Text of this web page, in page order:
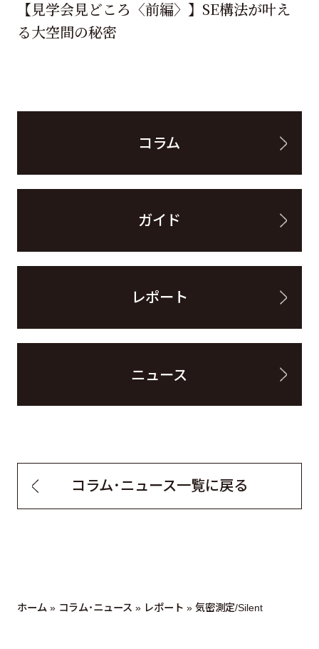
【見学会見どころ〈前編〉】SE構法が叶え
る大空間の秘密
コラム
ガイド
レポート
ニュース
コラム・ニュース一覧に戻る
ホーム » コラム・ニュース » レポート » 気密測定/Silent